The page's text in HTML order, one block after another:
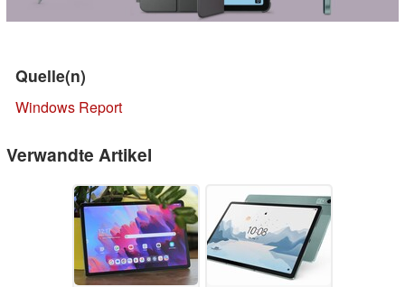
Quelle(n)
Windows Report
Verwandte Artikel